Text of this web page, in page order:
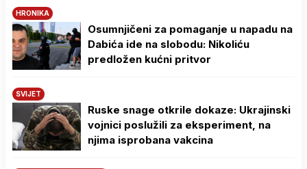
HRONIKA
Osumnjičeni za pomaganje u napadu na
Dabića ide na slobodu: Nikoliću
predložen kućni pritvor
SVIJET
Ruske snage otkrile dokaze: Ukrajinski
vojnici poslužili za eksperiment, na
njima isprobana vakcina